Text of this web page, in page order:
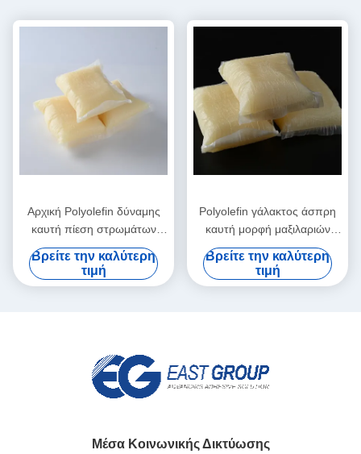
Αρχική Polyolefin δύναμης
καυτή πίεση στρωμάτων
λειωμένων μετάλλων
συγκολλητική - ευαίσθητη
κόλλα
Βρείτε την καλύτερη
τιμή
Polyolefin γάλακτος άσπρη
καυτή μορφή μαξιλαριών
φραγμών λειωμένων
μετάλλων συγκολλητική CAS
Νο 9009-54-5
Βρείτε την καλύτερη
τιμή
Μέσα Κοινωνικής Δικτύωσης